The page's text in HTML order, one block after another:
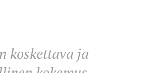
koskettava ja